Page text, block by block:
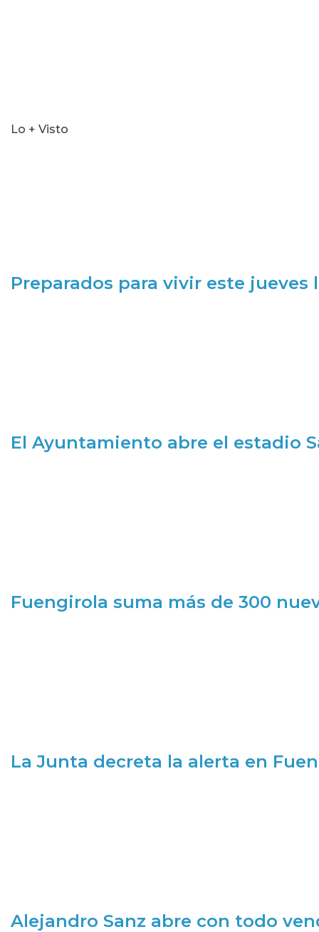
Lo + Visto
Preparados para vivir este jueves
El Ayuntamiento abre el estadio
Fuengirola suma más de 300
La Junta decreta la alerta en
Alejandro Sanz abre con todo